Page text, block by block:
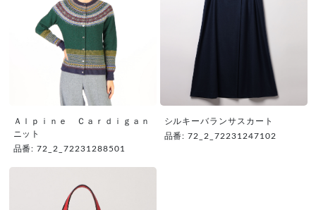
Ａｌｐｉｎｅ Ｃａｒｄｉｇａｎ
ニット
品番: 72_2_72231288501
シルキーバランサスカート
品番: 72_2_72231247102